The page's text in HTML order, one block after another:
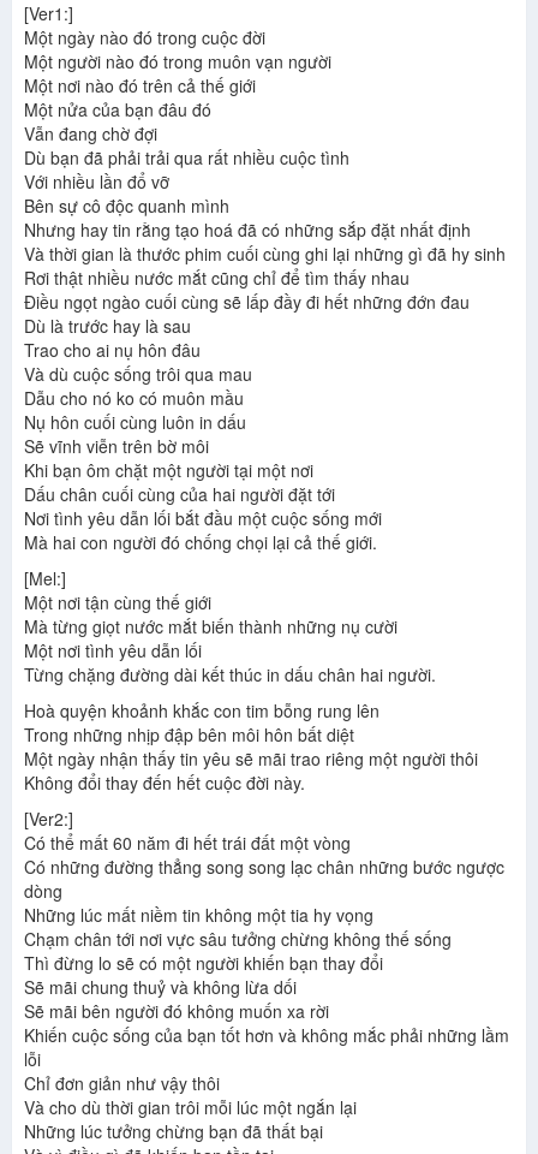
[Ver1:]
Một ngày nào đó trong cuộc đời
Một người nào đó trong muôn vạn người
Một nơi nào đó trên cả thế giới
Một nửa của bạn đâu đó
Vẫn đang chờ đợi
Dù bạn đã phải trải qua rất nhiều cuộc tình
Với nhiều lần đổ vỡ
Bên sự cô độc quanh mình
Nhưng hay tin rằng tạo hoá đã có những sắp đặt nhất định
Và thời gian là thước phim cuối cùng ghi lại những gì đã hy sinh
Rơi thật nhiều nước mắt cũng chỉ để tìm thấy nhau
Điều ngọt ngào cuối cùng sẽ lấp đầy đi hết những đớn đau
Dù là trước hay là sau
Trao cho ai nụ hôn đâu
Và dù cuộc sống trôi qua mau
Dẫu cho nó ko có muôn mầu
Nụ hôn cuối cùng luôn in dấu
Sẽ vĩnh viễn trên bờ môi
Khi bạn ôm chặt một người tại một nơi
Dấu chân cuối cùng của hai người đặt tới
Nơi tình yêu dẫn lối bắt đầu một cuộc sống mới
Mà hai con người đó chống chọi lại cả thế giới.
[Mel:]
Một nơi tận cùng thế giới
Mà từng giọt nước mắt biến thành những nụ cười
Một nơi tình yêu dẫn lối
Từng chặng đường dài kết thúc in dấu chân hai người.
Hoà quyện khoảnh khắc con tim bỗng rung lên
Trong những nhịp đập bên môi hôn bất diệt
Một ngày nhận thấy tin yêu sẽ mãi trao riêng một người thôi
Không đổi thay đến hết cuộc đời này.
[Ver2:]
Có thể mất 60 năm đi hết trái đất một vòng
Có những đường thẳng song song lạc chân những bước ngược
dòng
Những lúc mất niềm tin không một tia hy vọng
Chạm chân tới nơi vực sâu tưởng chừng không thế sống
Thì đừng lo sẽ có một người khiến bạn thay đổi
Sẽ mãi chung thuỷ và không lừa dối
Sẽ mãi bên người đó không muốn xa rời
Khiến cuộc sống của bạn tốt hơn và không mắc phải những lầm
lỗi
Chỉ đơn giản như vậy thôi
Và cho dù thời gian trôi mỗi lúc một ngắn lại
Những lúc tưởng chừng bạn đã thất bại